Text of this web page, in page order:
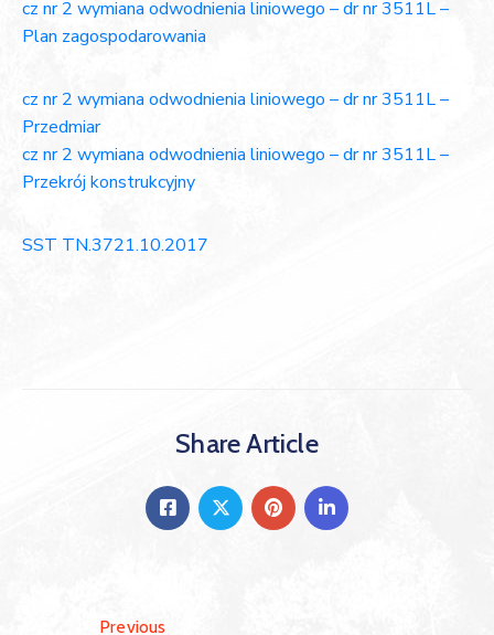
cz nr 2 wymiana odwodnienia liniowego – dr nr 3511L –
Plan zagospodarowania
cz nr 2 wymiana odwodnienia liniowego – dr nr 3511L –
Przedmiar
cz nr 2 wymiana odwodnienia liniowego – dr nr 3511L –
Przekrój konstrukcyjny
SST TN.3721.10.2017
Share Article
Previous